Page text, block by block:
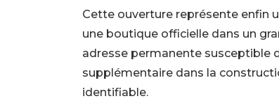
Cette ouverture représente enfin
une boutique officielle dans un
adresse permanente susceptible
supplémentaire dans la
identifiable.